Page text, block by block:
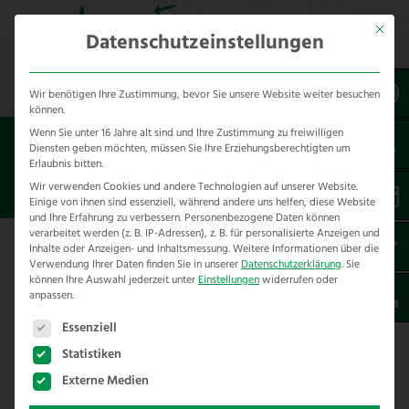
Sie sind hier:Besondere Bauteile
HYDRAULISCHER TORÖFFNER
Der hydraulische Toröffner
Unser hydraulischer Toröffner ist eine
besondere Lösung, wenn es darum geht, ein
Tor einfach zu öffnen und danach sicher zu
schließen. Besonders mit der hydraulischen
Pumpe, welche in niedriger Höhe installiert ist,
Mit
Datenschutzeinstellungen
Wir benötigen Ihre Zustimmung, bevor Sie unsere Website weiter besuchen
können.
Wenn Sie unter 16 Jahre alt sind und Ihre Zustimmung zu freiwilligen
Diensten geben möchten, müssen Sie Ihre Erziehungsberechtigten um
Erlaubnis bitten.
Wir verwenden Cookies und andere Technologien auf unserer Website.
Einige von ihnen sind essenziell, während andere uns helfen, diese Website
und Ihre Erfahrung zu verbessern. Personenbezogene Daten können
verarbeitet werden (z. B. IP-Adressen), z. B. für personalisierte Anzeigen und
Inhalte oder Anzeigen- und Inhaltsmessung.Weitere Informationen über die
Verwendung Ihrer Daten finden Sie in unsererDatenschutzerklärung. Sie
können Ihre Auswahl jederzeit unterEinstellungenwiderrufen oder
anpassen.
Es folgt eine Liste der Service-Gruppen, für die eine
Essenziell
Statistiken
Externe Medien